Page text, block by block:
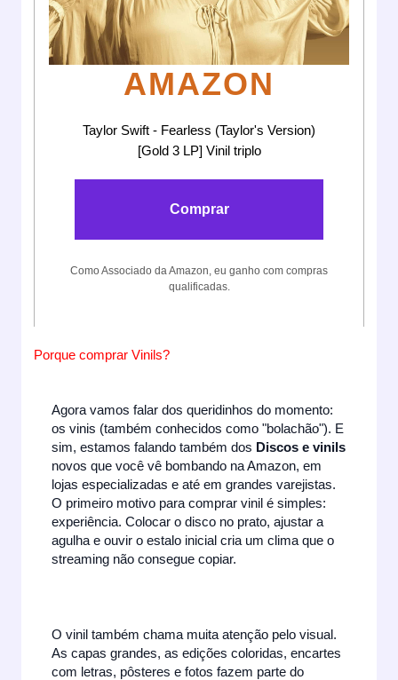
AMAZON
Taylor Swift - Fearless (Taylor's Version)
[Gold 3 LP] Vinil triplo
Comprar
Como Associado da Amazon, eu ganho com compras
qualificadas.
Porque comprar Vinils?
Agora vamos falar dos queridinhos do momento:
os vinis (também conhecidos como "bolachão"). E
sim, estamos falando também dos Discos e vinils
novos que você vê bombando na Amazon, em
lojas especializadas e até em grandes varejistas.
O primeiro motivo para comprar vinil é simples:
experiência. Colocar o disco no prato, ajustar a
agulha e ouvir o estalo inicial cria um clima que o
streaming não consegue copiar.
O vinil também chama muita atenção pelo visual.
As capas grandes, as edições coloridas, encartes
com letras, pôsteres e fotos fazem parte do